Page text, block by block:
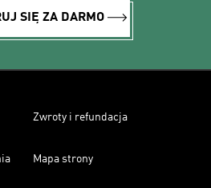
SIĘ ZA DARMO
Zwroty i refundacja
Mapa strony